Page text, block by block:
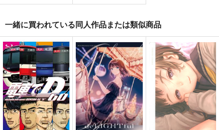
一緒に買われている同人作品または類似商品